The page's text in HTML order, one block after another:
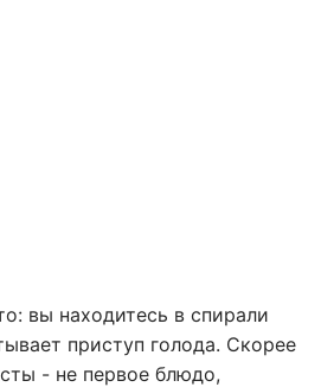
вы находитесь в спирали
приступ голода. Скорее
- не первое блюдо,